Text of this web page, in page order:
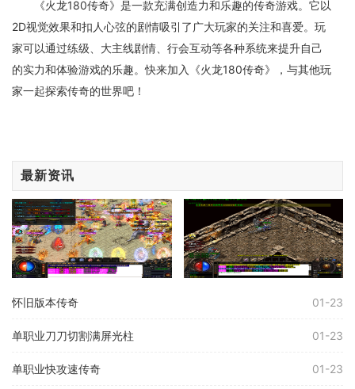
《火龙180传奇》是一款充满创造力和乐趣的传奇游戏。它以
2D视觉效果和扣人心弦的剧情吸引了广大玩家的关注和喜爱。玩
家可以通过练级、大主线剧情、行会互动等各种系统来提升自己
的实力和体验游戏的乐趣。快来加入《火龙180传奇》，与其他玩
家一起探索传奇的世界吧！
最新资讯
怀旧版本传奇 01-23
单职业刀刀切割满屏光柱 01-23
单职业快攻速传奇 01-23